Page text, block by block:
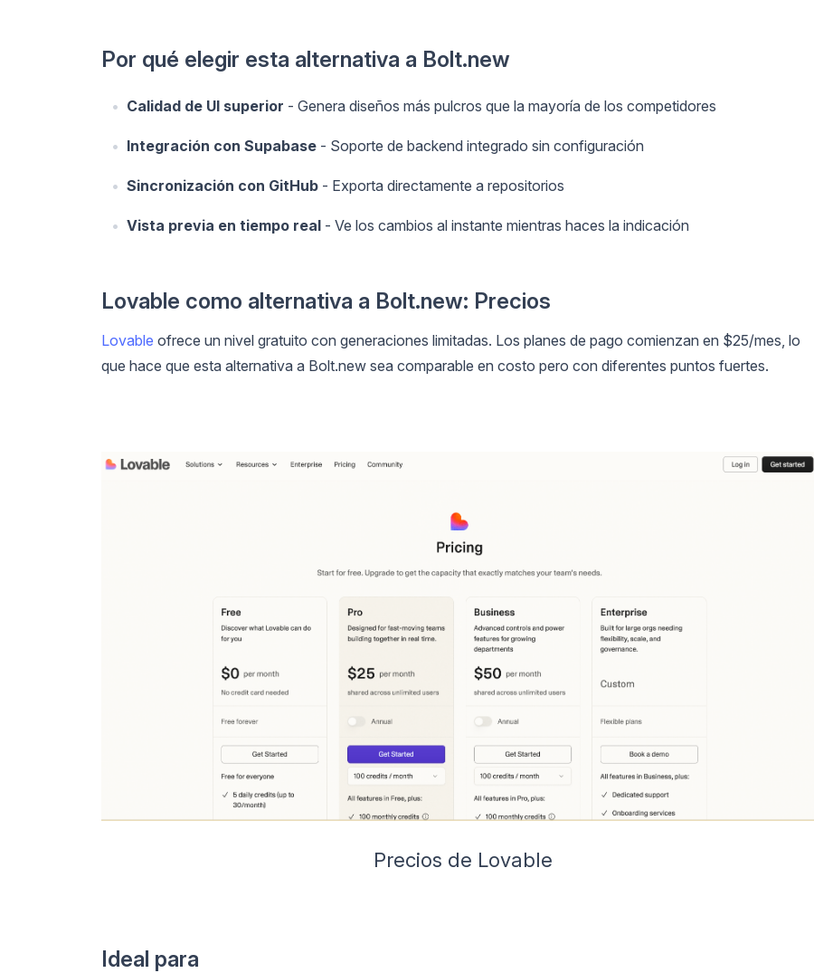
Por qué elegir esta alternativa a Bolt.new
Calidad de UI superior - Genera diseños más pulcros que la mayoría de los competidores
Integración con Supabase - Soporte de backend integrado sin configuración
Sincronización con GitHub - Exporta directamente a repositorios
Vista previa en tiempo real - Ve los cambios al instante mientras haces la indicación
Lovable como alternativa a Bolt.new: Precios
Lovable ofrece un nivel gratuito con generaciones limitadas. Los planes de pago comienzan en $25/mes, lo
que hace que esta alternativa a Bolt.new sea comparable en costo pero con diferentes puntos fuertes.
Precios de Lovable
Ideal para